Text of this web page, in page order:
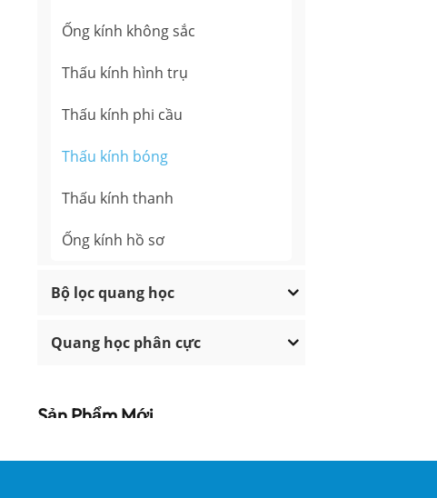
Ống kính không sắc
Thấu kính hình trụ
Thấu kính phi cầu
Thấu kính bóng
Thấu kính thanh
Ống kính hồ sơ
Bộ lọc quang học
Quang học phân cực
Sản Phẩm Mới